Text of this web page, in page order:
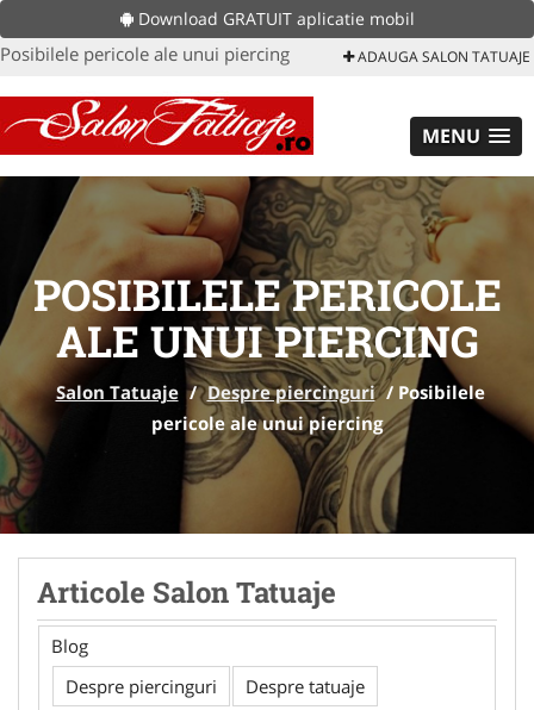
Download GRATUIT aplicatie mobil
Posibilele pericole ale unui piercing ADAUGA SALON TATUAJE
MENU
POSIBILELE PERICOLE
ALE UNUI PIERCING
Salon Tatuaje / Despre piercinguri / Posibilele
pericole ale unui piercing
Articole Salon Tatuaje
Blog
Despre piercinguri
Despre tatuaje